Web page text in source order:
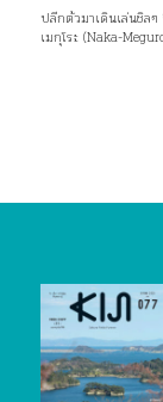
ปลีกตัวมาเดินเล่นชิล
เมกุโระ (Naka-